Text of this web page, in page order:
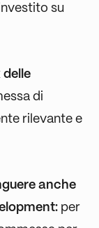
su
delle
di
rilevante e
anche
per